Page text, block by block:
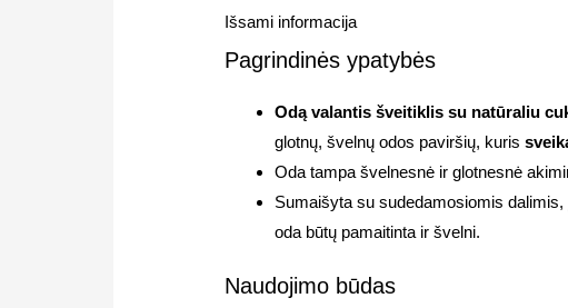
Išsami informacija
Pagrindinės ypatybės
Odą valantis šveitiklis su natūraliu
glotnų, švelnų odos paviršių, kuris
Oda tampa švelnesnė ir glotnesnė
Sumaišyta su sudedamosiomis dalimis,
oda būtų pamaitinta ir švelni.
Naudojimo būdas